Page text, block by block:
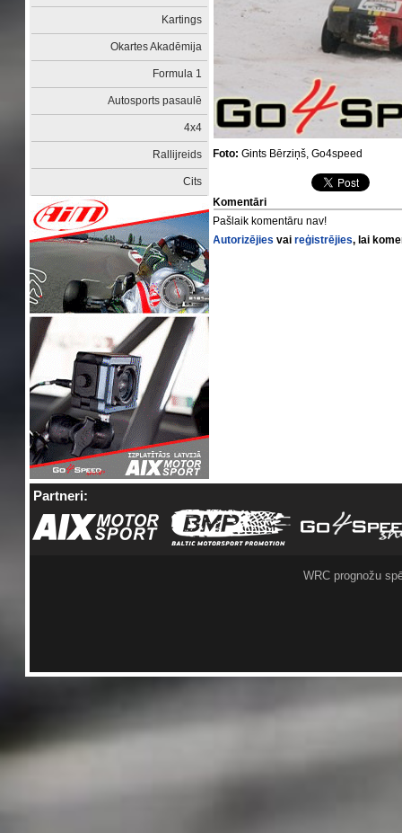
Kartings
Okartes Akadēmija
Formula 1
Autosports pasaulē
4x4
Rallijreids
Cits
Foto: Gints Bērziņš, Go4speed
Komentāri
Pašlaik komentāru nav!
Autorizējies vaireģistrējies, lai
Partneri:
WRC prognožu